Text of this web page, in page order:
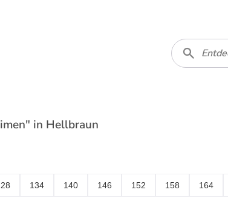
in Hellbraun
134 140 146 152 158 164